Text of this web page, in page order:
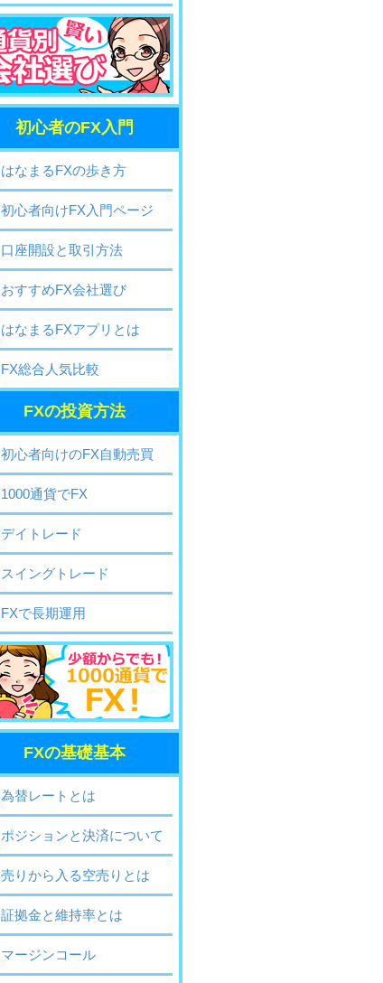
初心者のFX入門
はなまるFXの歩き方
初心者向けFX入門ページ
口座開設と取引方法
おすすめFX会社選び
はなまるFXアプリとは
FX総合人気比較
FXの投資方法
初心者向けのFX自動売買
1000通貨でFX
デイトレード
スイングトレード
FXで長期運用
FXの基礎基本
為替レートとは
ポジションと決済について
売りから入る空売り とは
証拠金と維持率とは
マージンコール